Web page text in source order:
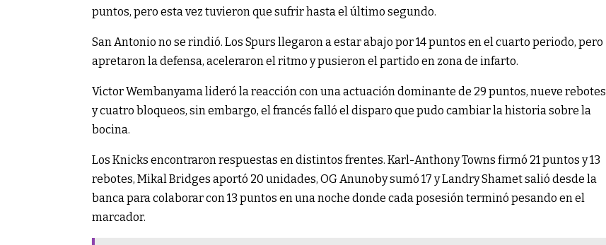
puntos, pero esta vez tuvieron que sufrir hasta el último segundo.
San Antonio no se rindió. Los Spurs llegaron a estar abajo por 14 puntos en el cuarto periodo, pero
apretaron la defensa, aceleraron el ritmo y pusieron el partido en zona de infarto.
Victor Wembanyama lideró la reacción con una actuación dominante de 29 puntos, nueve rebotes
y cuatro bloqueos, sin embargo, el francés falló el disparo que pudo cambiar la historia sobre la
bocina.
Los Knicks encontraron respuestas en distintos frentes. Karl-Anthony Towns firmó 21 puntos y 13
rebotes, Mikal Bridges aportó 20 unidades, OG Anunoby sumó 17 y Landry Shamet salió desde la
banca para colaborar con 13 puntos en una noche donde cada posesión terminó pesando en el
marcador.